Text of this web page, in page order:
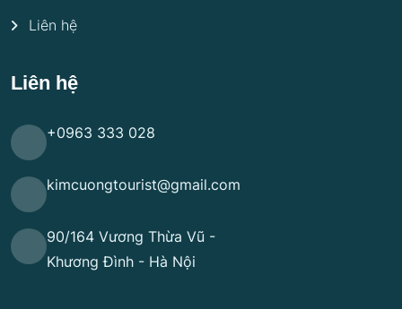
Liên hệ
Liên hệ
+0963 333 028
kimcuongtourist@gmail.com
90/164 Vương Thừa Vũ -
Khương Đình - Hà Nội